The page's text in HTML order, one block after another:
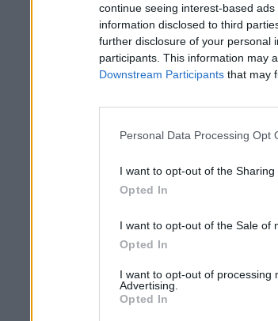
continue seeing interest-based
information disclosed to third
further disclosure of your personal
participants. This information may
Downstream Participants that may
Personal Data Processing Opt
I want to opt-out of the Sharing
Opted In
I want to opt-out of the Sale of
Opted In
I want to opt-out of processing
Advertising.
Opted In